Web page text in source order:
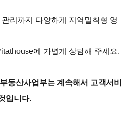
리까지 다양하게 지역밀착형 영
에 가볍게 상담해 주세요.
동산사업부는 계속해서 고객서비
입니다.